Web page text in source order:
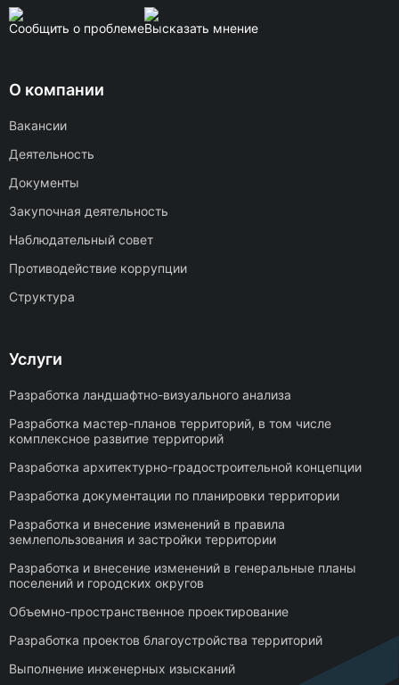
Сообщить о проблемеВысказать мнение
О компании
Вакансии
Деятельность
Документы
Закупочная деятельность
Наблюдательный совет
Противодействие коррупции
Структура
Услуги
Разработка ландшафтно-визуального анализа
Разработка мастер-планов территорий, в том числе
комплексное развитие территорий
Разработка архитектурно-градостроительной концепции
Разработка документации по планировки территории
Разработка и внесение изменений в правила
землепользования и застройки территории
Разработка и внесение изменений в генеральные планы
поселений и городских округов
Объемно-пространственное проектирование
Разработка проектов благоустройства территорий
Выполнение инженерных изысканий